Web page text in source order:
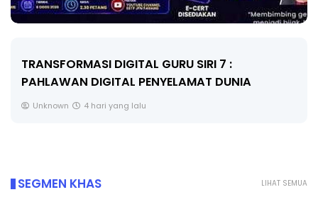
MAJLIS ANUGERAH FFK (FESTIVAL LENSA
PENDIDIKAN - FLeP) 2026
Unknown 5 hari yang lalu
LIHAT SEMUA
SEGMEN KHAS